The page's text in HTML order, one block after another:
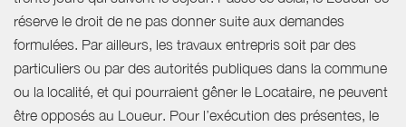
réserve le droit de ne pas donner suite aux demandes
formulées. Par ailleurs, les travaux entrepris soit par des
particuliers ou par des autorités publiques dans la commune
ou la localité, et qui pourraient gêner le Locataire, ne peuvent
être opposés au Loueur. Pour l’exécution des présentes, le